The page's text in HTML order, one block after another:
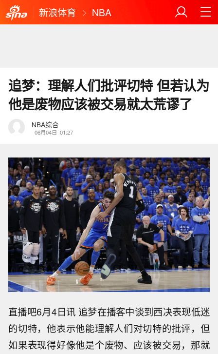
新浪体育 NBA
追梦：理解人们批评切特 但若认为
他是废物应该被交易就太荒谬了
NBA综合
06月04日 01:27
直播吧6月4日讯 追梦在播客中谈到西决表现低迷
的切特，他表示他能理解人们对切特的批评，但
如果表现得好像他是个废物、应该被交易，那就